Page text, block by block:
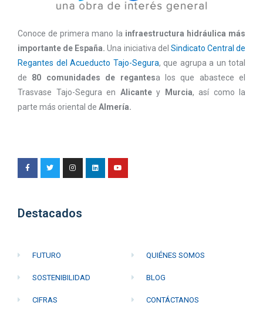
Conoce de primera mano la infraestructura hidráulica más
importante de España.Una iniciativa del Sindicato Central de
Regantes del Acueducto Tajo-Segura, que agrupa a un total
de 80 comunidades de regantesa los que abastece el
Trasvase Tajo-Segura en Alicante y Murcia, así como la
parte más oriental de Almería.
Destacados
FUTURO
SOSTENIBILIDAD
CIFRAS
QUIÉNES SOMOS
BLOG
CONTÁCTANOS